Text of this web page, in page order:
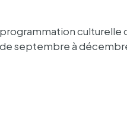
cultu­relle
septembre à